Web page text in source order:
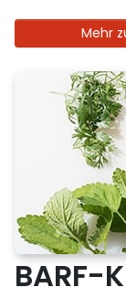
Mehr
BARF-